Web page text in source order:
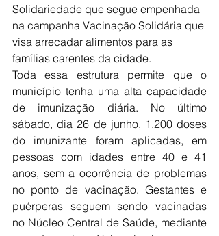
Solidariedade que segue empenhada
na campanha Vacinação Solidária que
visa arrecadar alimentos para as
famílias carentes da cidade.
Toda essa estrutura permite que o
município tenha uma alta capacidade
de imunização diária. No último
sábado, dia 26 de junho, 1.200 doses
do imunizante foram aplicadas, em
pessoas com idades entre 40 e 41
anos, sem a ocorrência de problemas
no ponto de vacinação. Gestantes e
puérperas seguem sendo vacinadas
no Núcleo Central de Saúde, mediante